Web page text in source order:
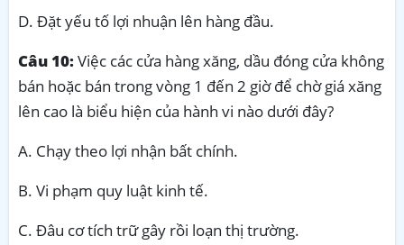
D. Đặt yếu tố lợi nhuận lên hàng đầu.
Câu 10:Việc các cửa hàng xăng, dầu đóng cửa không
bán hoặc bán trong vòng 1 đến 2 giờ để chờ giá xăng
lên cao là biểu hiện của hành vi nào dưới đây?
A. Chạy theo lợi nhận bất chính.
B. Vi phạm quy luật kinh tế.
C. Đâu cơ tích trữ gây rồi loạn thị trường.